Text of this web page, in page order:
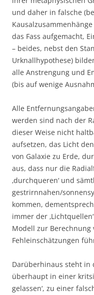
und daher in falsche
das Fass aufgemacht,
– beides, nebst den
Urknallhypothese)
alle Anstrengung und
(bis auf wenige
Alle
werden sind nach der
dieser Weise nicht
aufsetzen, das Licht
von Galaxie zu Erde,
aus, dass nur die
‚durchqueren‘ und
gestrirnnahen/
kommen,
immer der
Modell zur Berechnung
Fehleinschätzungen
Darüberhinaus steht in
überhaupt in einer
gelassen‘, zu einer